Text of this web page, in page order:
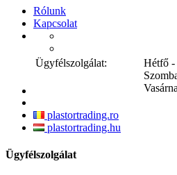
Rólunk
Kapcsolat
Ügyfélszolgálat:
Hétfő -
plastortrading.ro
plastortrading.hu
Ügyfélszolgálat